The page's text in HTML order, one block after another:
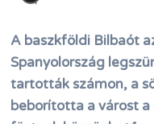
A baszkföldi Bilbaót
Spanyolország
tartották számon, a
beborította a várost